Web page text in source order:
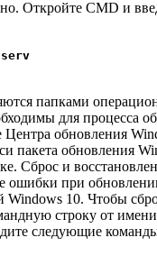
Откройте CMD и
папками
для процесса
обновления
пакета обновления
Сброс и
ошибки при
Windows 10. Чтобы
строку от имени
следующие